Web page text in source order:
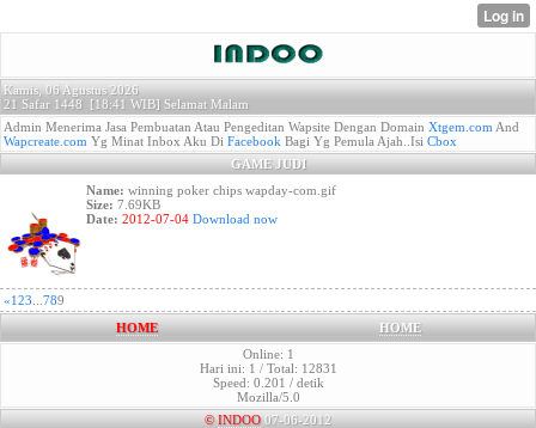
Kamis, 06 Agustus 2026
21 Safar 1448 [18:41 WIB] Selamat Malam
Admin Menerima Jasa Pembuatan Atau Pengeditan Wapsite Dengan Domain Xtgem.com And
Wapcreate.com Yg Minat Inbox Aku Di Facebook Bagi Yg Pemula Ajah..Isi Cbox
GAME JUDI
Name: winning poker chips wapday-com.gif
Size: 7.69KB
Date: 2012-07-04 Download now
«123 789
HOME
HOME
Online: 1
Hari ini: 1 / Total: 12831
Speed: 0.201 / detik
Mozilla/5.0
© INDOO 07-06-2012